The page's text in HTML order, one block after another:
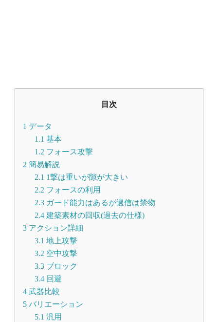
目次
1 データ
1.1 基本
1.2 フォース攻撃
2 簡易解説
2.1 1撃は重いが隙が大きい
2.2 フォースの利用
2.3 ガード能力はあるが過信は禁物
2.4 建築素材の回収(過去の仕様)
3 アクション詳細
3.1 地上攻撃
3.2 空中攻撃
3.3 ブロック
3.4 回避
4 武器比較
5 バリエーション
5.1 汎用